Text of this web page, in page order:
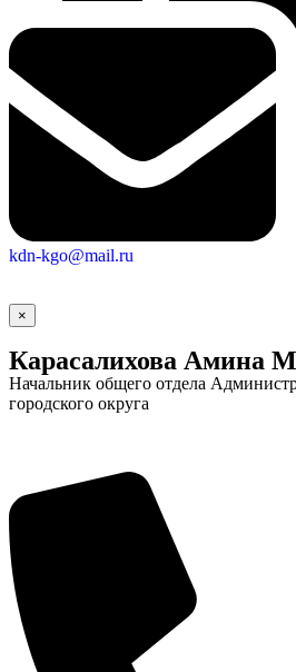
kdn-kgo@mail.ru
×
Карасалихова Амина
Начальник общего отдела
городского округа